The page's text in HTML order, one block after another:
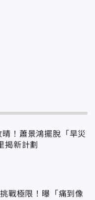
！蕭景鴻擺脫「旱災
里揭新計劃
戰極限！曝「痛到像